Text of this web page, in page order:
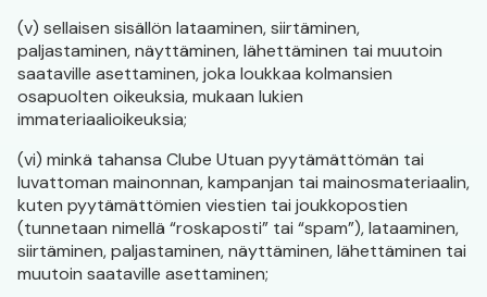
(v) sellaisen sisällön lataaminen, siirtäminen,
paljastaminen, näyttäminen, lähettäminen tai muutoin
saataville asettaminen, joka loukkaa kolmansien
osapuolten oikeuksia, mukaan lukien
immateriaalioikeuksia;
(vi) minkä tahansa Clube Utuan pyytämättömän tai
luvattoman mainonnan, kampanjan tai mainosmateriaalin,
kuten pyytämättömien viestien tai joukkopostien
(tunnetaan nimellä “roskaposti” tai “spam”), lataaminen,
siirtäminen, paljastaminen, näyttäminen, lähettäminen tai
muutoin saataville asettaminen;